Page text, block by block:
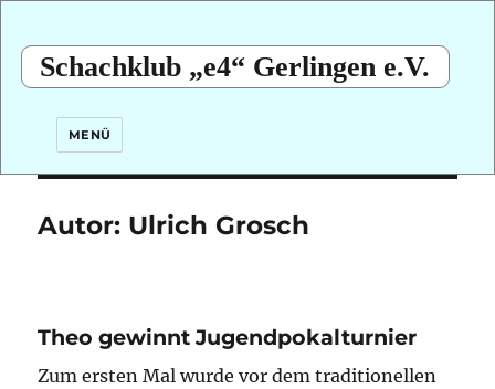
Schachklub „e4“ Gerlingen e.V.
MENÜ
Autor: Ulrich Grosch
Theo gewinnt Jugendpokalturnier
Zum ersten Mal wurde vor dem traditionellen